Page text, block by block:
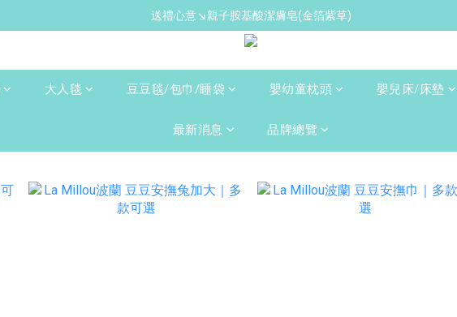
新手爸媽必備↘育兒懶人包
送禮心意↘親子胺基酸潔膚皂(金箔紫草)
新手爸媽必備↘育兒懶人包
大人毯 豆豆毯/包巾/睡袋 嬰幼童枕頭 嬰兒床/床墊
最新消息 品牌總覽